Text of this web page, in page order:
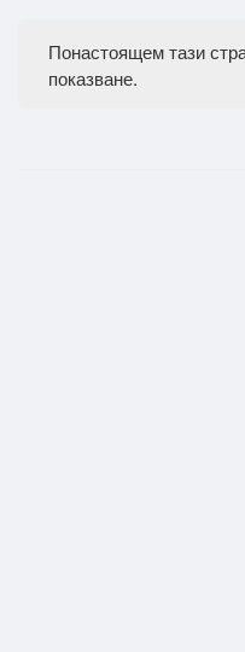
Понастоящем тази
показване.